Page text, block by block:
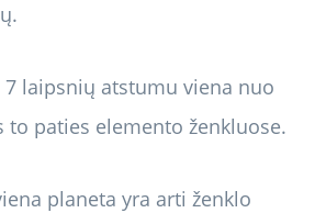
laipsnių atstumu viena nuo
to paties elemento ženkluose.
planeta yra arti ženklo